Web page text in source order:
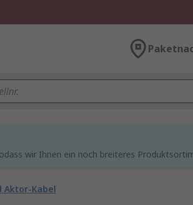
wir Ihnen ein noch breiteres
Aktor-Kabel